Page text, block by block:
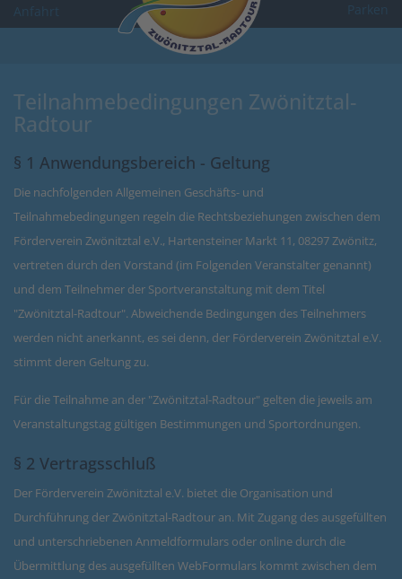
Anfahrt Parken
Teilnahmebedingungen Zwönitztal-
Radtour
§ 1 Anwendungsbereich - Geltung
Die nachfolgenden Allgemeinen Geschäfts- und
Teilnahmebedingungen regeln die Rechtsbeziehungen zwischen dem
Förderverein Zwönitztal e.V., Hartensteiner Markt 11, 08297 Zwönitz,
vertreten durch den Vorstand (im Folgenden Veranstalter genannt)
und dem Teilnehmer der Sportveranstaltung mit dem Titel
"Zwönitztal-Radtour". Abweichende Bedingungen des Teilnehmers
werden nicht anerkannt, es sei denn, der Förderverein Zwönitztal e.V.
stimmt deren Geltung zu.
Für die Teilnahme an der "Zwönitztal-Radtour" gelten die jeweils am
Veranstaltungstag gültigen Bestimmungen und Sportordnungen.
§ 2 Vertragsschluß
Der Förderverein Zwönitztal e.V. bietet die Organisation und
Durchführung der Zwönitztal-Radtour an. Mit Zugang des ausgefüllten
und unterschriebenen Anmeldformulars oder online durch die
Übermittlung des ausgefüllten WebFormulars kommt zwischen dem